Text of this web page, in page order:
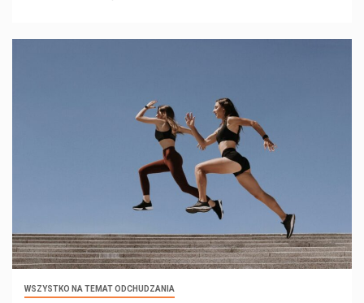
WSZYSTKO NA TEMAT ODCHUDZANIA